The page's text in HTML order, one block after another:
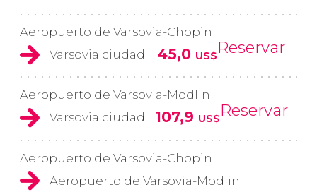
Aeropuerto de Varsovia-Chopin
Varsovia ciudad
45,0 US$Reservar
Aeropuerto de Varsovia-Modlin
Varsovia ciudad
107,9 US$Reservar
Aeropuerto de Varsovia-Chopin
Aeropuerto de Varsovia-Modlin